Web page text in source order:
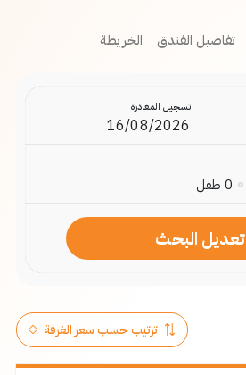
تفاصيل الفندق الخريطة
تسجيل المغادرة
0 طفل
تعديل البحث